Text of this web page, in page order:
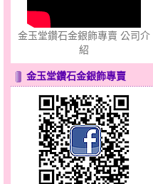
愛在心坎～金銀鋼套鍊
金玉堂鑽石金銀飾專賣 公司介
紹
金玉堂鑽石金銀飾專賣